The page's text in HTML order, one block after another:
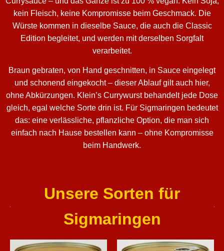
kein Fleisch, keine Kompromisse beim Geschmack. Die
Würste kommen in dieselbe Sauce, die auch die Classic
Edition begleitet, und werden mit derselben Sorgfalt
verarbeitet.
Braun gebraten, von Hand geschnitten, in Sauce eingelegt
und schonend eingekocht – dieser Ablauf gilt auch hier,
ohne Abkürzungen. Klein’s Currywurst behandelt jede Dose
gleich, egal welche Sorte drin ist. Für Sigmaringen bedeutet
das: eine verlässliche, pflanzliche Option, die man sich
einfach nach Hause bestellen kann – ohne Kompromisse
beim Handwerk.
Unsere Sorten für
Sigmaringen